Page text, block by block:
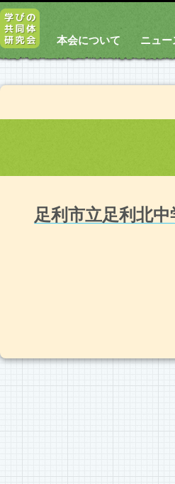
本会について ニュ
足利市立足利北